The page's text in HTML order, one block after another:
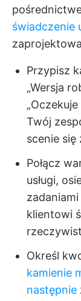
świadczenie
Przypisz
„Wersja
Twój
scenie się
Połącz
usługi,
klientowi
Określ
kamienie
następnie